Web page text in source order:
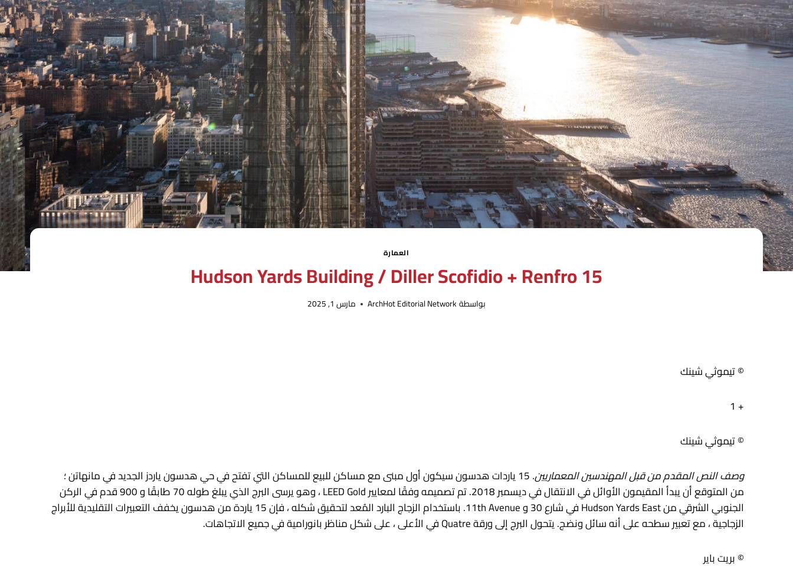
العمارة
15 Hudson Yards Building / Diller Scofidio + Renfro
بواسطةArchHot Editorial Network مارس 1, 2025
© تيموثي شينك
+ 1
© تيموثي شينك
وصف النص المقدم من قبل المهندسين المعماريين.
15 ياردات هدسون سيكون أول مبنى مع مساكن للبيع للمساكن التي تفتح في حي هدسون ياردز الجديد في مانهاتن ؛
من المتوقع أن يبدأ المقيمون الأوائل في الانتقال في ديسمبر 2018. تم تصميمه وفقًا لمعايير LEED Gold ، وهو يرسى البرج الذي يبلغ طوله 70 طابقًا و 900 قدم في الركن
الجنوبي الشرقي من Hudson Yards East في شارع 30 و 11th Avenue. باستخدام الزجاج البارد المُعد لتحقيق شكله ، فإن 15 ياردة من هدسون يخفف التعبيرات التقليدية للأبراج
الزجاجية ، مع تعبير سطحه على أنه سائل ونضج. يتحول البرج إلى ورقة Quatre في الأعلى ، على شكل مناظر بانورامية في جميع الاتجاهات.
© بريت باير